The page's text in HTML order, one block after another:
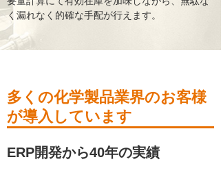
く漏れなく的確な手配が行えます。
多くの化学製品業界のお客様
が導入しています
ERP開発から40年の実績